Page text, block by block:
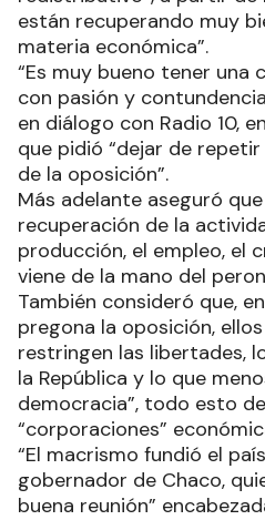
están recuperando muy
materia económica”.
“Es muy bueno tener una
con pasión y
en diálogo con Radio 10,
que pidió “dejar de
de la oposición”.
Más adelante aseguró
recuperación de la
producción, el empleo, el
viene de la mano del
También consideró que,
pregona la oposición,
restringen las libertades,
la República y lo que
democracia”, todo esto
“corporaciones”
“El macrismo fundió el
gobernador de Chaco,
buena reunión”